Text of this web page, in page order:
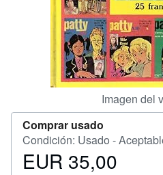
Imagen del
Comprar usado
Condición: Usado -
Precio
EUR 35,00